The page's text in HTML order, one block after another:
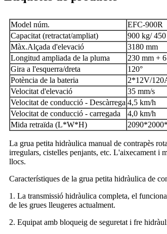
Model núm.
EFC-900R
Capacitat (retractat/ampliat)
900 kg/
Màx.Alçada d'elevació
3180 mm
Longitud ampliada de la pluma
230 mm +
Gira a l'esquerra/dreta
120°
Potència de la bateria
2*12V/
Velocitat d'elevació
35 mm/s
Velocitat de conducció - Descàrrega 4,5 km/h
Velocitat de conducció - carregada
4,0 km/h
Mida retraïda (L*W*H)
La grua petita hidràulica manual de contrapès
irregulars, cistelles penjants, etc. L'aixecament i
llocs.
Característiques de la grua petita hidràulica de
1. La transmissió hidràulica completa, el
de les grues lleugeres actualment.
2. Equipat amb bloqueig de seguretat i fre